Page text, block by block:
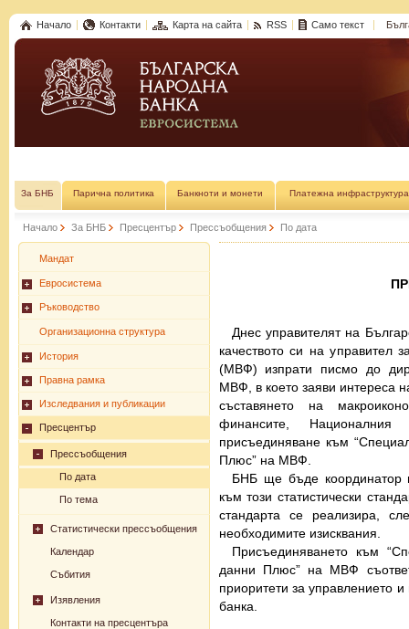
Начало Контакти Карта на сайта RSS Само текст
За БНБ Парична политика Банкноти и монети Платежна инфраструктура
Начало За БНБ Пресцентър Прессъобщения По дата
Мандат
Евросистема
Ръководство
Организационна структура
История
Правна рамка
Изследвания и публикации
Пресцентър
Прессъобщения
По дата
По тема
Статистически прессъобщения
Календар
Събития
Изявления
Контакти на пресцентъра
Днес управителят на
качеството си на управител
(МВФ) изпрати писмо до
МВФ, в което заяви интереса
съставянето на
финансите,
присъединяване към
Плюс” на МВФ.
БНБ ще бъде координатор
към този статистически
стандарта се реализира,
необходимите изисквания.
Присъединяването към
данни Плюс” на МВФ
приоритети за управлението
банка.